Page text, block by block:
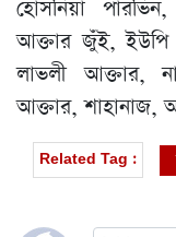
হোসনিয়া
আক্তার জুঁই, ইউপি
লাভলী আক্তার,
আক্তার, শাহানাজ,
Related Tag :